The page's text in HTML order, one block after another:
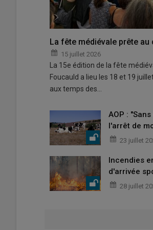
La fête médiévale prête au
15 juillet 2026
La 15e édition de la fête
Foucauld a lieu les 18 et 19
aux temps des…
AOP :
l'arrêt de
23 juillet
Incendies
d'arrivée
28 juillet